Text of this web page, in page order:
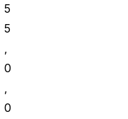
5
5
0
0